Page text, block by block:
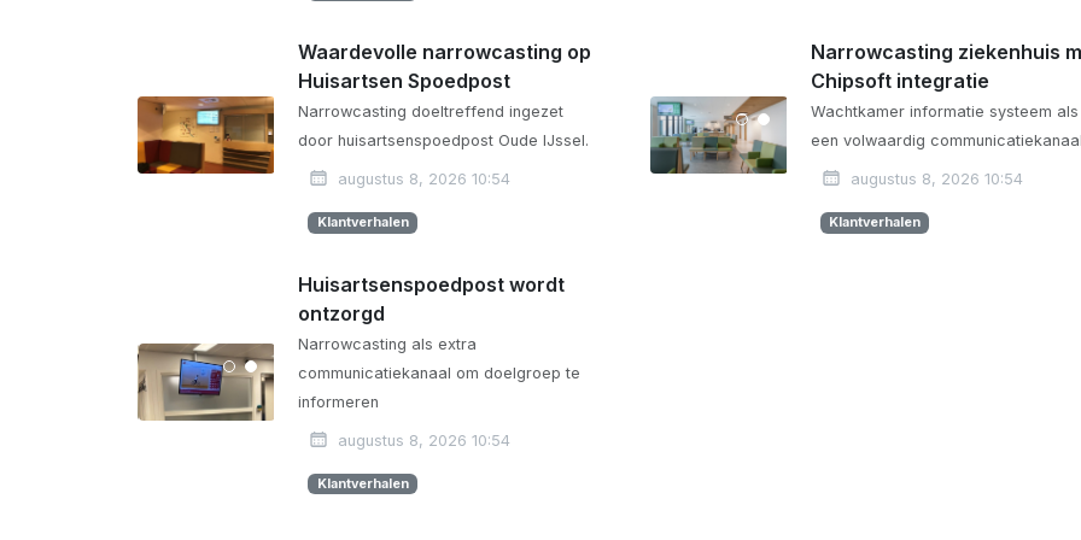
Waardevolle narrowcasting op
Huisartsen Spoedpost
Narrowcasting doeltreffend ingezet
door huisartsenspoedpost Oude IJssel.
augustus 8, 2026 10:54
Klantverhalen
Narrowcasting ziekenhuis
Chipsoft integratie
Wachtkamer informatie systeem als
een volwaardig
augustus 8, 2026 10:54
Klantverhalen
Huisartsenspoedpost wordt
ontzorgd
Narrowcasting als extra
communicatiekanaal om doelgroep te
informeren
augustus 8, 2026 10:54
Klantverhalen